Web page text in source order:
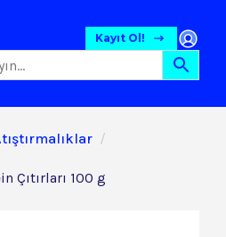
Kayıt Ol!
Çıtırları 100 g